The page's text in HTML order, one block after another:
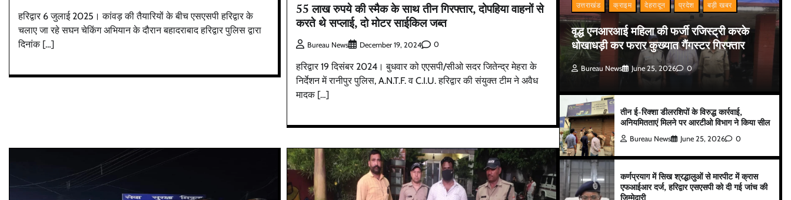
हरिद्वार 6 जुलाई 2025। कांवड़ की तैयारियों के बीच एसएसपी हरिद्वार के
चलाए जा रहे सघन चेकिंग अभियान के दौरान बहादराबाद हरिद्वार पुलिस द्वारा
दिनांक […]
55 लाख रुपये की स्मैक के साथ तीन गिरफ्तार, दोपहिया वाहनों से
करते थे सप्लाई, दो मोटर साईकिल जब्त
Bureau News December 19, 2024 0
हरिद्वार 19 दिसंबर 2024। बुधवार को एएसपी/सीओ सदर जितेन्द्र मेहरा के
निर्देशन में रानीपुर पुलिस, A.N.T.F. व C.I.U. हरिद्वार की संयुक्त टीम ने अवैध
मादक […]
उत्तराखंड क्राइम देहरादून प्रदेश बड़ी खबर
वृद्ध एनआरआई महिला की फर्जी रजिस्ट्री करके
धोखाधड़ी कर फरार कुख्यात गैंगस्टर गिरफ्तार
Bureau News June 25, 2026 0
तीन ई-रिक्शा डीलरशिपों के विरुद्ध कार्रवाई,
अनियमितताएं मिलने पर आरटीओ विभाग ने किया सील
Bureau News June 25, 2026 0
कर्णप्रयाग में सिख श्रद्धालुओं से मारपीट में क्रास
एफआईआर दर्ज, हरिद्वार एसएसपी को दी गई जांच की
जिम्मेदारी